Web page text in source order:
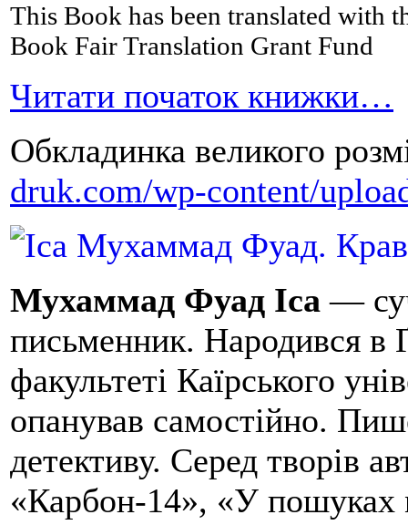
This Book has been translated with
Book Fair Translation Grant Fund
Читати початок книжки…
Обкладинка великого
druk.com/wp-content/
Мухаммад Фуад Іса —
письменник. Народився в
факультеті Каїрського
опанував самостійно.
детективу. Серед творів
«Карбон-14», «У пошуках